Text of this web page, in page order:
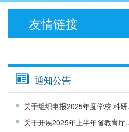
友情链接
通知公告
关于组织申报2025年度学校 科研项目的通知
关于开展2025年上半年省教育厅科研项目结题工作的通知